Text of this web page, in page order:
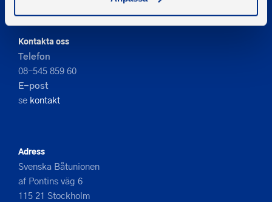
Kontakta oss
Telefon
08-545 859 60
E-post
se kontakt
Adress
Svenska Båtunionen
af Pontins väg 6
115 21 Stockholm